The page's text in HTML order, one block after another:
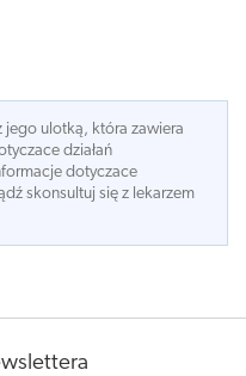
jego ulotką, która zawiera
działań
dotyczace
skonsultuj się z lekarzem